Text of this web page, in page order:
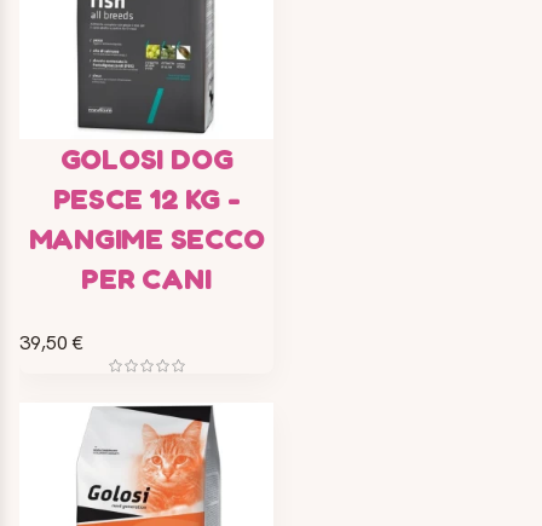
GOLOSI DOG
PESCE 12 KG -
MANGIME SECCO
PER CANI
39,50 €